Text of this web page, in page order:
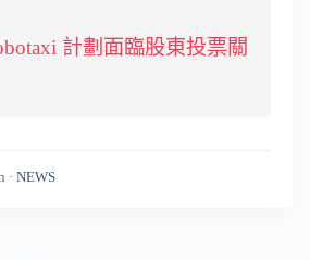
計劃面臨股東投票關
· NEWS